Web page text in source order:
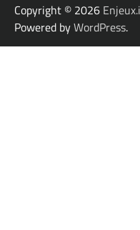
Copyright © 2026
Powered byWordPress.